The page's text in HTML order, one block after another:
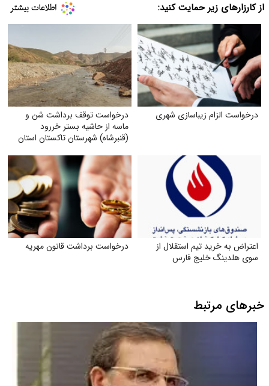
از کارزارهای زیر حمایت کنید:
درخواست الزام زیبا‌سازی شهری
درخواست توقف برداشت شن و
ماسه از حاشیه بستر خر‌رود
(قنبرشاه) شهرستان تاکستان استان
اعتراض به خرید تیم استقلال از
سوی هلدینگ خلیج فارس
درخواست برداشت قانون مهریه
خبرهای مرتبط